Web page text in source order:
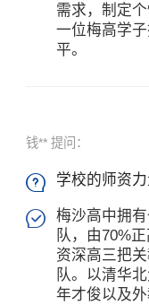
需求，制定
一位梅高学
平。
钱** 提问：
 学校的师资

梅沙高中拥
队，由70%
资深高三把
队。以清华
年才俊以及